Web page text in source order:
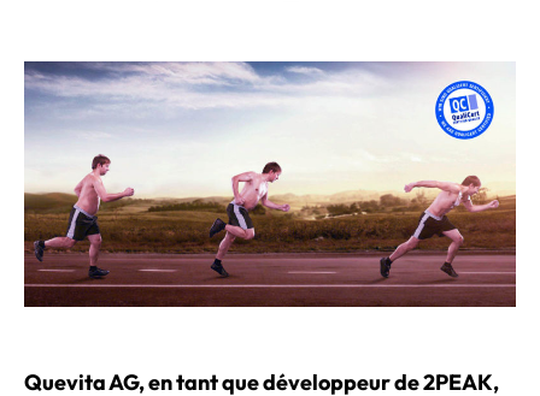
Quevita AG, en tant que développeur de 2PEAK,